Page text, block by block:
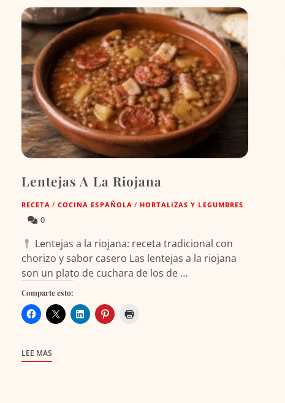
Lentejas A La Riojana
RECETA / COCINA ESPAÑOLA / HORTALIZAS Y LEGUMBRES
0
Lentejas a la riojana: receta tradicional con
chorizo y sabor casero Las lentejas a la riojana
son un plato de cuchara de los de …
Comparte esto:
LEE MAS